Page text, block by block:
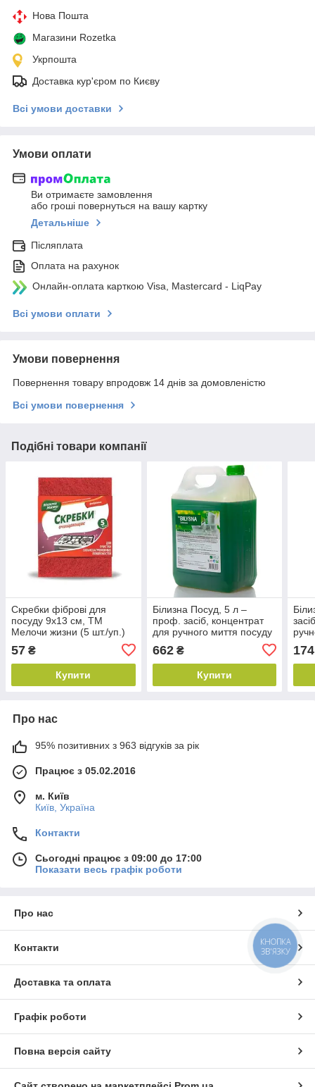
Нова Пошта
Магазини Rozetka
Укрпошта
Доставка кур'єром по Києву
Всі умови доставки
Умови оплати
Ви отримаєте замовлення
або гроші повернуться на вашу картку
Детальніше
Післяплата
Оплата на рахунок
Онлайн-оплата карткою Visa, Mastercard - LiqPay
Всі умови оплати
Умови повернення
Повернення товару впродовж 14 днів за домовленістю
Всі умови повернення
Подібні товари компанії
Скребки фіброві для
посуду 9х13 см, ТМ
Мелочи жизни (5 шт./уп.)
57 ₴
Купити
Білизна Посуд, 5 л –
проф. засіб, концентрат
для ручного миття посуду
662₴
Купити
174
Про нас
95% позитивних з 963 відгуків за рік
Працює з 05.02.2016
м. Київ
Київ, Україна
Контакти
Сьогодні працює з 09:00 до 17:00
Показати весь графік роботи
Про нас
Контакти
Доставка та оплата
Графік роботи
Повна версія сайту
КНОПКА
ЗВ'ЯЗКУ